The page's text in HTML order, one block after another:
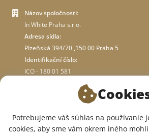
Názov spoločnosti:
In White Praha s.r.o.
Adresa sídla:
Plzeňská 394/70 ,150 00 Praha 5
Identifikační číslo:
ICO - 180 01 581
O OBCHODE
Potrebujeme váš súhlas na používanie
cookies, aby sme vám okrem iného